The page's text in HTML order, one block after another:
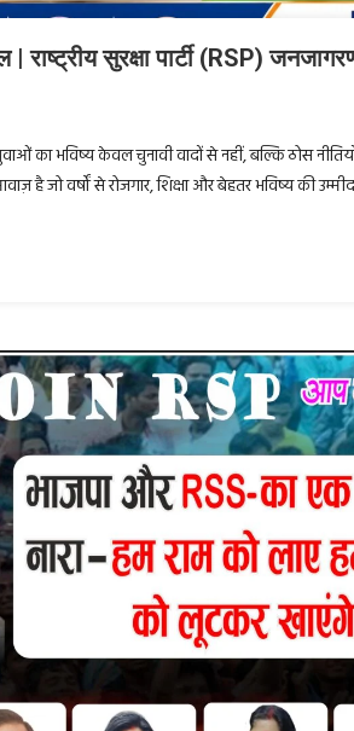
सुरक्षा पार्टी (RSP)
युवाओं का भविष्य केवल चुनावी वादों से नहीं, बल्कि ठोस
जो वर्षों से रोजगार, शिक्षा और बेहतर भविष्य की